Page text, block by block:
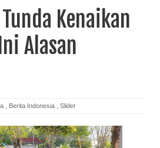
Kenaikan
Alasan
Berita Indonesia Slider